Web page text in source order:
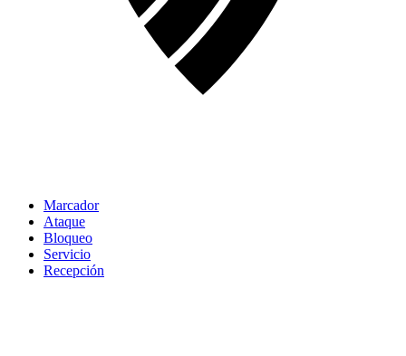
Marcador
Ataque
Bloqueo
Servicio
Recepción